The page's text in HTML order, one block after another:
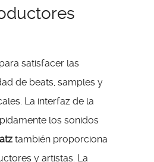
satisfacer las
de beats, samples y
La interfaz de la
los sonidos
también proporciona
y artistas. La